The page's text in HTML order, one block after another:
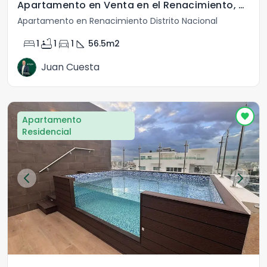
Apartamento en Venta en el Renacimiento, Santo Domingo.
Apartamento en Renacimiento Distrito Nacional
bed1 bathtub1 directions_car 1 square_foot 56.5m2
Juan Cuesta
Apartamento
Residencial